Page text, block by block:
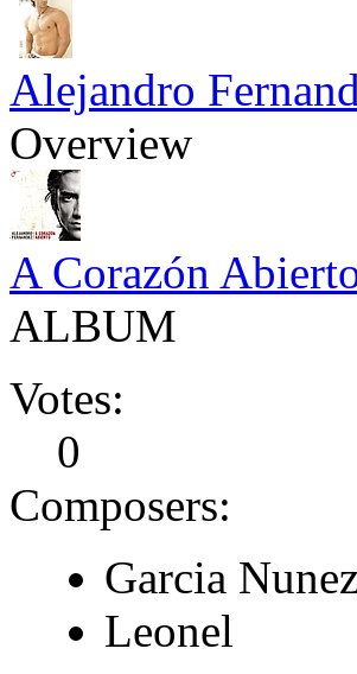
Alejandro
Overview
A Corazón
ALBUM
Votes:
0
Composers:
Garcia
Leonel